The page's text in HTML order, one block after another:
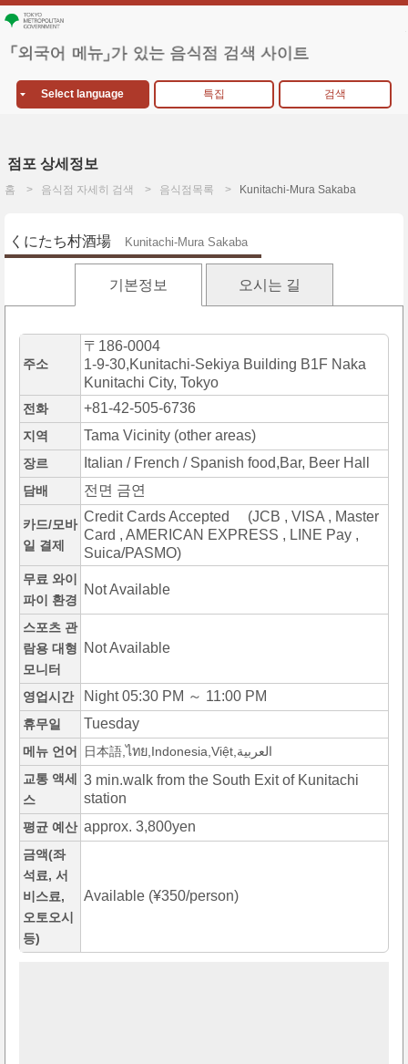
Select language 특집 검색
점포 상세정보
홈 음식점 자세히 검색 음식점목록 Kunitachi-Mura Sakaba
くにたち村酒場 Kunitachi-Mura Sakaba
기본정보 오시는 길
주소
〒186-0004
1-9-30,Kunitachi-Sekiya Building B1F Naka
Kunitachi City, Tokyo
전화 +81-42-505-6736
지역 Tama Vicinity (other areas)
장르 Italian / French / Spanish food,Bar, Beer Hall
담배 전면 금연
카드/모바
일 결제
Credit Cards Accepted (JCB , VISA , Master
Card , AMERICAN EXPRESS , LINE Pay ,
Suica/PASMO)
무료 와이
파이 환경
Not Available
스포츠 관
람용 대형
모니터
Not Available
영업시간 Night 05:30 PM ～ 11:00 PM
휴무일 Tuesday
메뉴 언어
日本語,ไทย,Indonesia,Việt,العربية
교통 액세
스
3 min.walk from the South Exit of Kunitachi
station
평균 예산 approx. 3,800yen
금액(좌
석료, 서
비스료,
오토오시
등)
Available (¥350/person)